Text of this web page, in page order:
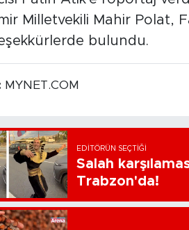
Milletvekili Mahir Polat,
bulundu.
MYNET.COM
EDITÖRÜN SEÇTIĞI
Salah
Trabzon'da!